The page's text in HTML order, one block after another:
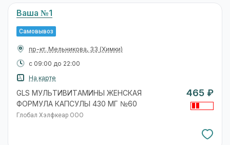
Ваша №1
Самовывоз
пр-кт. Мельникова, 33 (Химки)
с 09:00 до 22:00
На карте
GLS МУЛЬТИВИТАМИНЫ ЖЕНСКАЯ
ФОРМУЛА КАПСУЛЫ 430 МГ №60
Глобал Хэлфкеар ООО
465 ₽